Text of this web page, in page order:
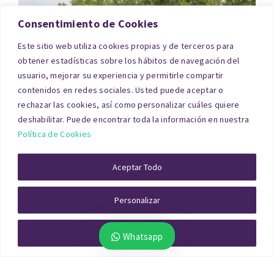
Consentimiento de Cookies
Este sitio web utiliza cookies propias y de terceros para
obtener estadísticas sobre los hábitos de navegación del
usuario, mejorar su experiencia y permitirle compartir
contenidos en redes sociales. Usted puede aceptar o
rechazar las cookies, así como personalizar cuáles quiere
deshabilitar. Puede encontrar toda la información en nuestra
Política de Cookies
Personalizar
Rechazar Todo
Aceptar Todo
En este caso, el tasador analiza si es posible
transformarlo en suelo urbano, qué limitaciones
existen y cómo se comparan los precios con otros
terrenos urbanizables cercanos. Una
garantiza que el valor reflejado es
realista y defendible ante cualquier entidad.
Whatsapp